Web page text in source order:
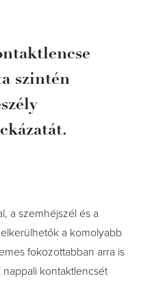
szintén
a szemhéjszél és a
a komolyabb
fokozottabban arra is
kontaktlencsét